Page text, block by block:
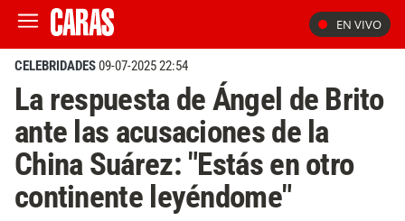
EN VIVO
CELEBRIDADES09-07-2025 22:54
La respuesta de Ángel de Brito
ante las acusaciones de la
China Suárez: "Estás en otro
continente leyéndome"